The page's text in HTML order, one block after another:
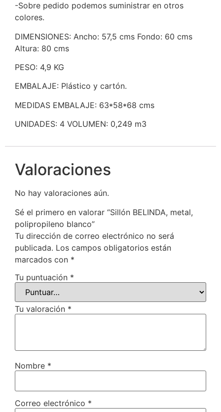
-Sobre pedido podemos suministrar en otros
colores.
DIMENSIONES: Ancho: 57,5 cms Fondo: 60 cms
Altura: 80 cms
PESO: 4,9 KG
EMBALAJE: Plástico y cartón.
MEDIDAS EMBALAJE: 63*58*68 cms
UNIDADES: 4 VOLUMEN: 0,249 m3
Valoraciones
No hay valoraciones aún.
Sé el primero en valorar “Sillón BELINDA, metal,
polipropileno blanco”
Tu dirección de correo electrónico no será
publicada. Los campos obligatorios están
marcados con *
Tu puntuación *
Tu valoración *
Nombre *
Correo electrónico *